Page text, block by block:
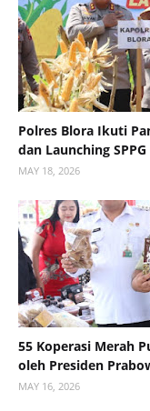
Polres Blora Ikuti
dan Launching
MAY 18, 2026
55 Koperasi Merah
oleh Presiden
MAY 16, 2026